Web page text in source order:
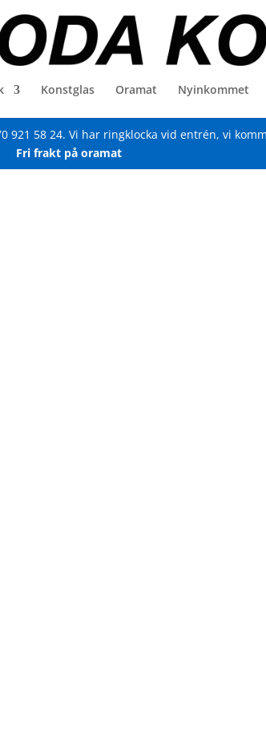
Konstglas Oramat Nyinkommet
921 58 24. Vi har ringklocka vid entrén, vi
Fri frakt på oramat